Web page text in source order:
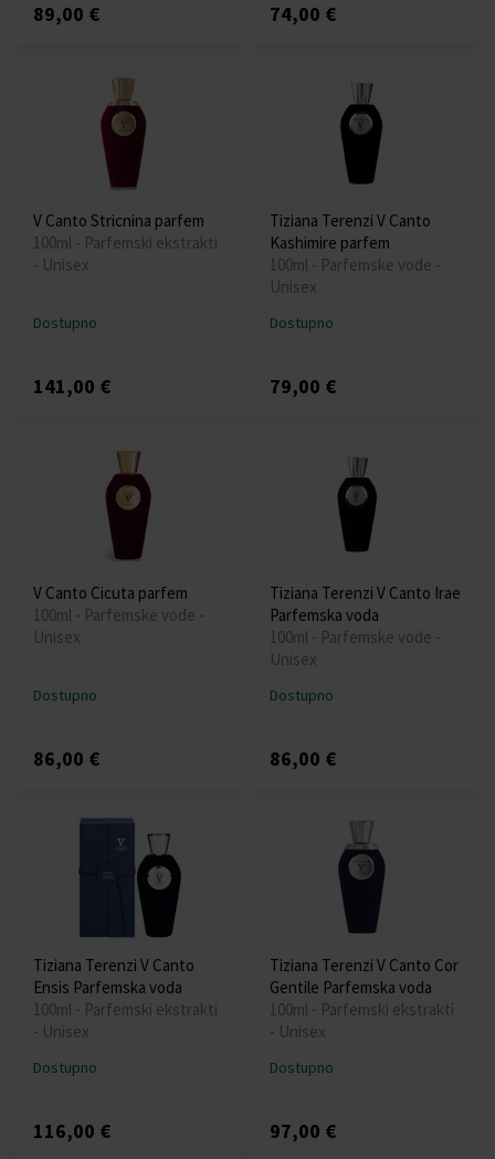
89,00 € 74,00 €
V Canto Stricnina parfem
100ml - Parfemski ekstrakti
- Unisex
Dostupno
141,00 €
Tiziana Terenzi V Canto
Kashimire parfem
100ml - Parfemske vode -
Unisex
Dostupno
79,00 €
V Canto Cicuta parfem
100ml - Parfemske vode -
Unisex
Dostupno
86,00 €
Tiziana Terenzi V Canto Irae
Parfemska voda
100ml - Parfemske vode -
Unisex
Dostupno
86,00 €
Tiziana Terenzi V Canto
Ensis Parfemska voda
100ml - Parfemski ekstrakti
- Unisex
Dostupno
116,00 €
Tiziana Terenzi V Canto Cor
Gentile Parfemska voda
100ml - Parfemski ekstrakti
- Unisex
Dostupno
97,00 €